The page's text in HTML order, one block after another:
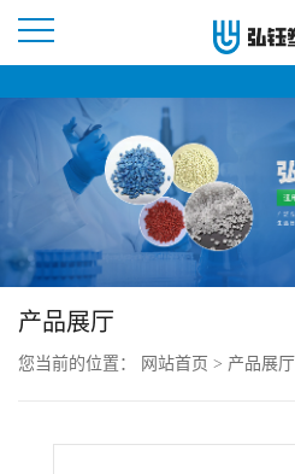
页
公
产品展厅
您当前的位置： 网站首页 > 产品展厅